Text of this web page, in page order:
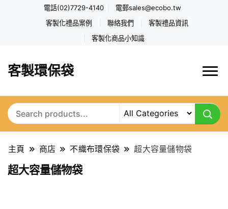
電話(02)7729-4140 電郵sales@ecobo.tw
客製化禮品案例 聯絡我們 客製禮品資訊
客製化商品小知識
客製環保袋
主頁 商店 不織布環保袋 超大容量儲物袋
超大容量儲物袋